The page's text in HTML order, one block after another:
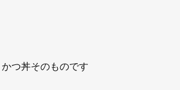
かつ丼そのものです